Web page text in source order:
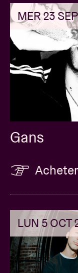
MER 23
Gans
LUN 5 OCT